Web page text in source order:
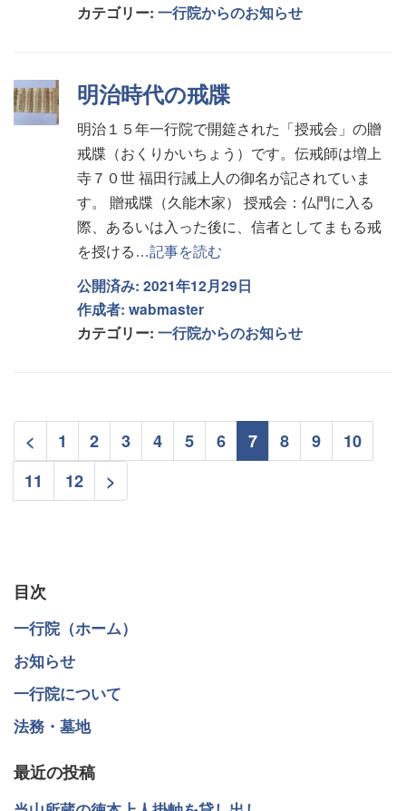
カテゴリー: 一行院からのお知らせ
明治時代の戒牒
明治１５年一行院で開筵された「授戒会」の贈
戒牒（おくりかいちょう）です。伝戒師は増上
寺７０世 福田行誡上人の御名が記されていま
す。 贈戒牒（久能木家） 授戒会：仏門に入る
際、あるいは入った後に、信者としてまもる戒
を授ける …記事を読む
公開済み: 2021年12月29日
作成者: wabmaster
カテゴリー: 一行院からのお知らせ
< 1 2 3 4 5 6 7 8 9
10
11
12 >
目次
一行院（ホーム）
お知らせ
一行院について
法務・墓地
最近の投稿